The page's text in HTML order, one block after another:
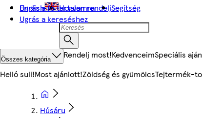
Ugrás a fő tartalomra
Ugrás a kereséshez
English Hogyan rendeljSegítség
Összes kategória Rendelj most!KedvenceimSpeciális
Helló suli!Most ajánlott!Zöldség és gyümölcsTejtermék-
Húsáru